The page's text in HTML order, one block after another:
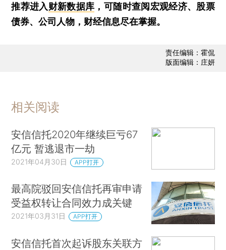
推荐进入财新数据库 ，可随时查阅宏观经济、股票
债券、公司人物，财经信息尽在掌握。
责任编辑：霍侃
版面编辑：庄妍
相关阅读
安信信托2020年继续巨亏67
亿元 暂逃退市一劫
2021年04月30日 APP打开
最高院驳回安信信托再审申请
受益权转让合同效力成关键
2021年03月31日 APP打开
安信信托首次起诉股东关联方